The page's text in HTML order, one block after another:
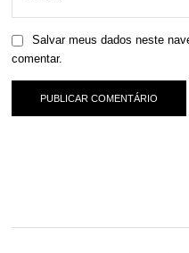
Salvar meus dados neste
comentar.